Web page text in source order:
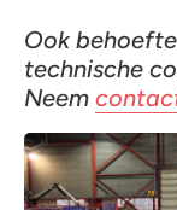
Ook
technische
Neem